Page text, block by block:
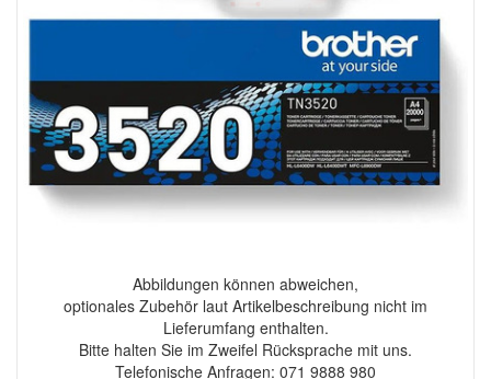
Abbildungen können abweichen,
optionales Zubehör laut Artikelbeschreibung nicht im
Lieferumfang enthalten.
Bitte halten Sie im Zweifel Rücksprache mit uns.
Telefonische Anfragen: 071 9888 980